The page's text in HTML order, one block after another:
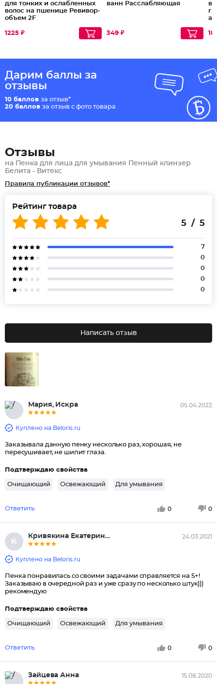
для тонких и ослабленных
волос на пшенице Ревивор-
объем 2F
1225 ₽
ванн Расслабляющая
349 ₽
Дарим баллы за
отзывы
10 баллов за отзыв*
20 баллов за отзыв с фото товара
Отзывы
на Пенка для лица для умывания Пенный клинзер
Белита - Витекс
Правила публикации отзывов*
Рейтинг товара
5 / 5
7
0
0
0
0
Написать отзыв
Мария, Искра 05.04.2022
Куплено на Beloris.ru
Заказывала данную пенку несколько раз, хорошая, не
пересушивает, не шипит глаза.
Подтверждаю свойства
Очищающий Освежающий Для умывания
Ответить 0 0
К
Кривякина Екатерина Сергеевна 24.03.2021
Куплено на Beloris.ru
Пенка понравилась со своими задачами справляется на 5+!
Заказываю в очередной раз и уже сразу по несколько штук)))
рекомендую
Подтверждаю свойства
Очищающий Освежающий Для умывания
Ответить 0 0
Зайцева Анна 15.08.2020